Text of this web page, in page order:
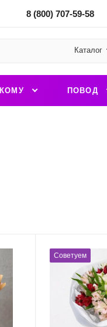
8 (800) 707-59-58
Каталог
КОМУ ПОВОД
Советуем